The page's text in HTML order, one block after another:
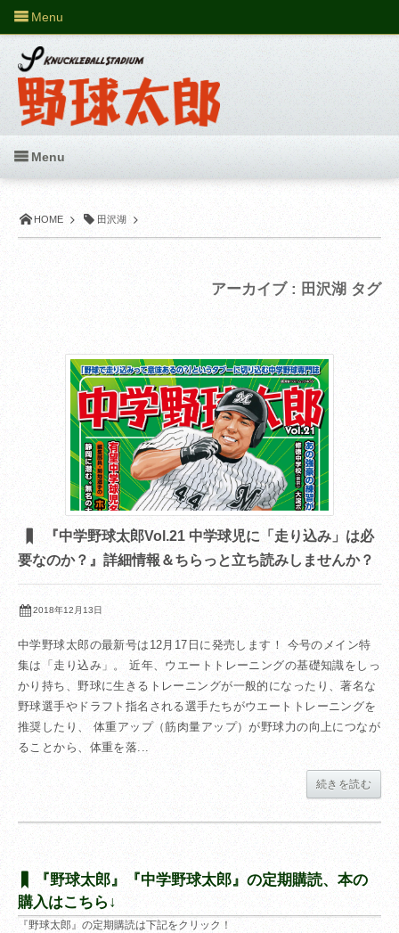
HOME 田沢湖
アーカイブ : 田沢湖 タグ
『中学野球太郎Vol.21 中学球児に「走り込み」は必
要なのか？』詳細情報＆ちらっと立ち読みしませんか？
2018年12月13日
中学野球太郎の最新号は12月17日に発売します！ 今号のメイン特
集は「走り込み」。 近年、ウエートトレーニングの基礎知識をしっ
かり持ち、野球に生きるトレーニングが一般的になったり、著名な
野球選手やドラフト指名される選手たちがウエートトレーニングを
推奨したり、 体重アップ（筋肉量アップ）が野球力の向上につなが
ることから、体重を落...
続きを読む
『野球太郎』『中学野球太郎』の定期購読、本の
購入はこちら↓
『野球太郎』の定期購読は下記をクリック！
Menu
Menu